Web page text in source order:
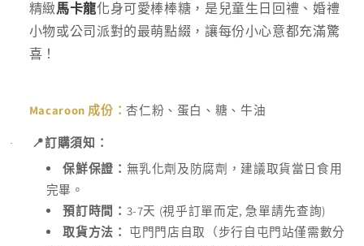
貨
單
位
精緻馬卡龍化身可愛棒棒糖，是兒童生日回禮、婚禮
小物或公司派對的最萌點綴，讓每份小心意都充滿驚
喜！
Macaroon 成份：杏仁粉、蛋白、糖、牛油
· 📍訂購須知：
保鮮保證： 無乳化劑及防腐劑，建議取貨當日食用
完畢。
預訂時間： 3-7天 (視乎訂單而定,急單請先查詢)
取貨方法：
屯門門店自取（步行自屯門站僅需數分